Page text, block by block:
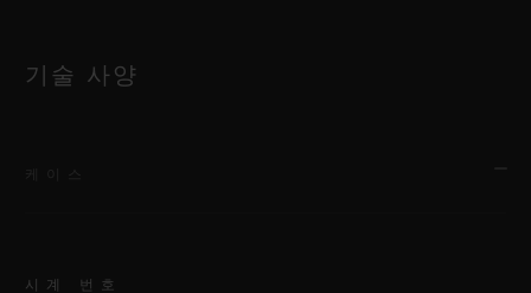
기술 사양
시계 번호